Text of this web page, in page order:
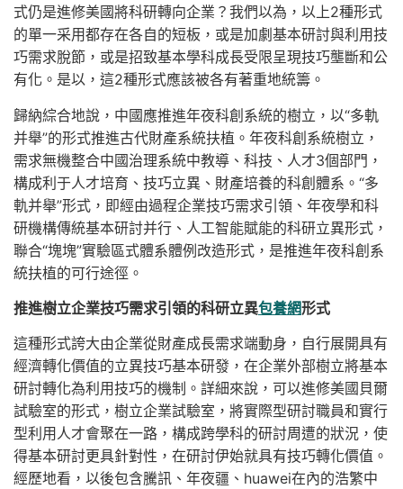
式仍是進修美國將科研轉向企業？我們以為，以上2種形式
的單一采用都存在各自的短板，或是加劇基本研討與利用技
巧需求脫節，或是招致基本學科成長受限呈現技巧壟斷和公
有化。是以，這2種形式應該被各有著重地統籌。
歸納綜合地說，中國應推進年夜科創系統的樹立，以“多軌
并舉”的形式推進古代財產系統扶植。年夜科創系統樹立，
需求無機整合中國治理系統中教導、科技、人才3個部門，
構成利于人才培育、技巧立異、財產培養的科創體系。“多
軌并舉”形式，即經由過程企業技巧需求引領、年夜學和科
研機構傳統基本研討并行、人工智能賦能的科研立異形式，
聯合“塊塊”實驗區式體系體例改造形式，是推進年夜科創系
統扶植的可行途徑。
推進樹立企業技巧需求引領的科研立異包養網形式
這種形式誇大由企業從財產成長需求端動身，自行展開具有
經濟轉化價值的立異技巧基本研發，在企業外部樹立將基本
研討轉化為利用技巧的機制。詳細來說，可以進修美國貝爾
試驗室的形式，樹立企業試驗室，將實際型研討職員和實行
型利用人才會聚在一路，構成跨學科的研討周遭的狀況，使
得基本研討更具針對性，在研討伊始就具有技巧轉化價值。
經歷地看，以後包含騰訊、年夜疆、huawei在內的浩繁中